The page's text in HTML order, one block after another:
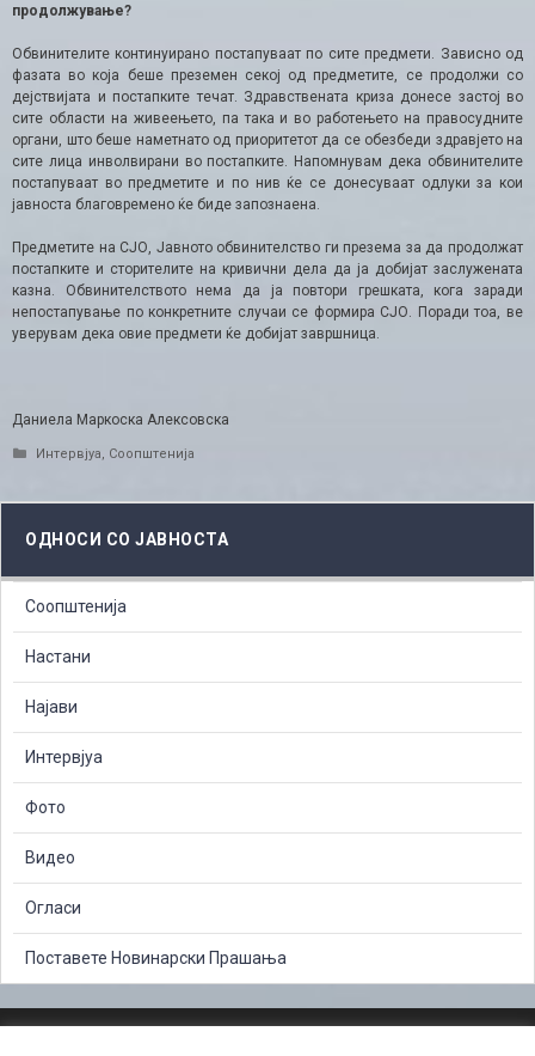
продолжување?
Обвинителите континуирано постапуваат по сите предмети. Зависно од
фазата во која беше преземен секој од предметите, се продолжи со
дејствијата и постапките течат. Здравствената криза донесе застој во
сите области на живеењето, па така и во работењето на правосудните
органи, што беше наметнато од приоритетот да се обезбеди здравјето на
сите лица инволвирани во постапките. Напомнувам дека обвинителите
постапуваат во предметите и по нив ќе се донесуваат одлуки за кои
јавноста благовремено ќе биде запознаена.
Предметите на СЈО, Јавното обвинителство ги презема за да продолжат
постапките и сторителите на кривични дела да ја добијат заслужената
казна. Обвинителството нема да ја повтори грешката, кога заради
непостапување по конкретните случаи се формира СЈО. Поради тоа, ве
уверувам дека овие предмети ќе добијат завршница.
Даниела Маркоска Алексовска
Categories
Интервјуа, Соопштенија
ОДНОСИ СО ЈАВНОСТА
Соопштенија
Настани
Најави
Интервјуа
Фото
Видео
Огласи
Поставете Новинарски Прашања